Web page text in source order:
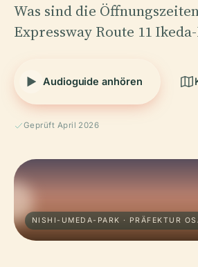
Was sind die
Expressway Route 11
Audioguide anhören
Geprüft April 2026
NISHI-UMEDA-PARK · PRÄFEKTUR